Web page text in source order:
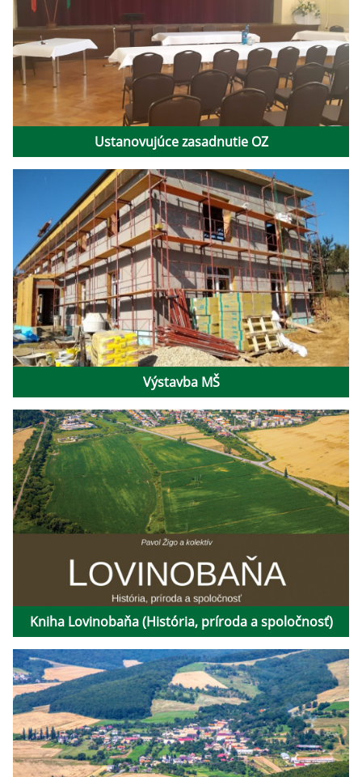
Ustanovujúce zasadnutie OZ
Výstavba MŠ
Kniha Lovinobaňa (História, príroda a spoločnosť)